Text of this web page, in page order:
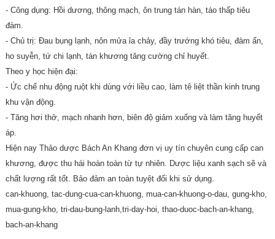
- Công dụng: Hồi dương, thông mạch, ôn trung tán hàn, táo thấp tiêu
đàm.
- Chủ trị: Đau bụng lạnh, nôn mửa ỉa chảy, đầy trướng khó tiêu, đàm ẩn,
ho suyễn, tứ chi lạnh, tán khương tăng cường chỉ huyết.
Theo y học hiện đại:
- Ức chế nhu động ruột khi dùng với liều cao, làm tê liệt thần kinh trung
khu vận động.
- Tăng hơi thở, mạch nhanh hơn, biên độ giảm xuống và làm tăng huyết
áp.
Hiện nay Thảo dược Bách An Khang đơn vị uy tín chuyên cung cấp can
khương, được thu hái hoàn toàn từ tự nhiên. Dược liệu xanh sạch sẽ và
chất lượng rất tốt. Bảo đảm an toàn tuyệt đối khi sử dụng.
can-khuong, tac-dung-cua-can-khuong, mua-can-khuong-o-dau, gung-kho,
mua-gung-kho, tri-dau-bung-lanh,tri-day-hoi, thao-duoc-bach-an-khang,
bach-an-khang